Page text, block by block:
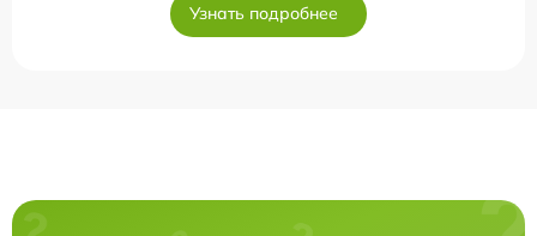
Узнать подробнее